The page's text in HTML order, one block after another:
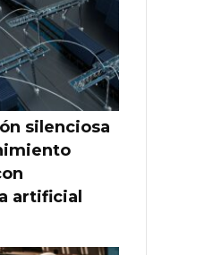
silenciosa
artificial